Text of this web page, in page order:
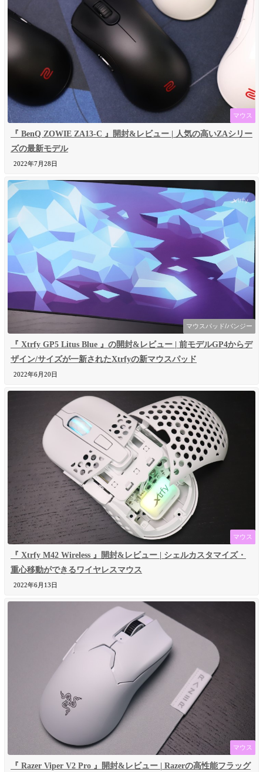
マウス
『 BenQ ZOWIE ZA13-C 』開封&レビュー | 人気の高いZAシリー
ズの最新モデル
2022年7月28日
マウスパッド/バンジー
『 Xtrfy GP5 Litus Blue 』の開封&レビュー | 前モデルGP4からデ
ザイン/サイズが一新されたXtrfyの新マウスパッド
2022年6月20日
マウス
『 Xtrfy M42 Wireless 』開封&レビュー | シェルカスタマイズ・
重心移動ができるワイヤレスマウス
2022年6月13日
マウス
『 Razer Viper V2 Pro 』開封&レビュー | Razerの高性能フラッグ